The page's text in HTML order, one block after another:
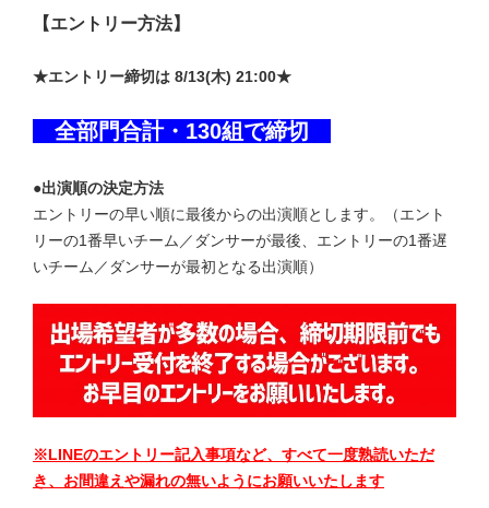
【エントリー方法】
★エントリー締切は 8/13(木) 21:00★
全部門合計・130組で締切
●出演順の決定方法
エントリーの早い順に最後からの出演順とします。（エント
リーの1番早いチーム／ダンサーが最後、エントリーの1番遅
いチーム／ダンサーが最初となる出演順）
※LINEのエントリー記入事項など、すべて一度熟読いただ
き、お間違えや漏れの無いようにお願いいたします